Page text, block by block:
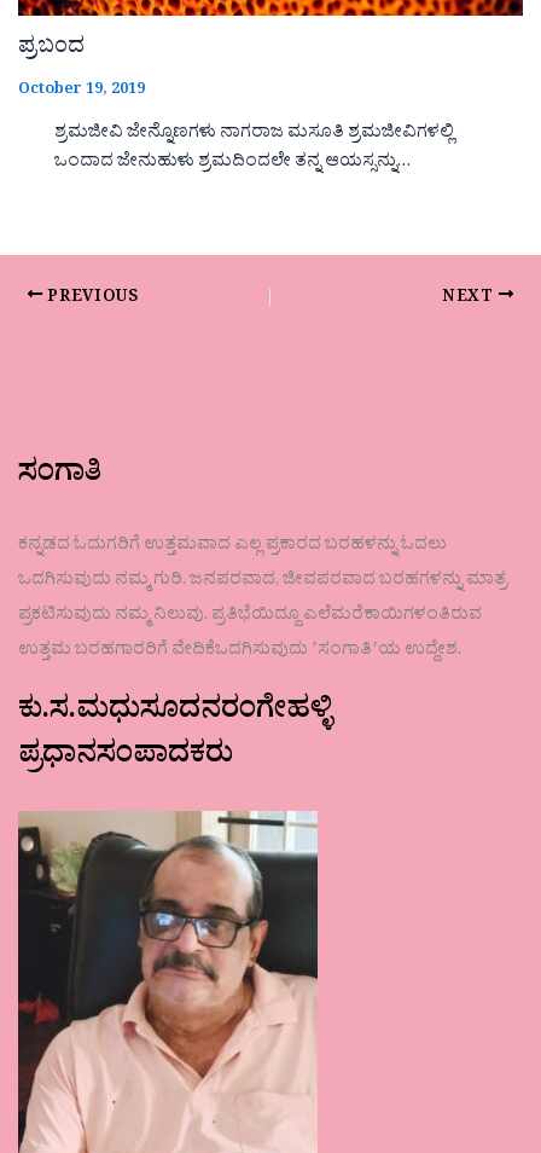
ಪ್ರಬಂದ
October 19, 2019
ಶ್ರಮಜೀವಿ ಜೇನ್ನೊಣಗಳು ನಾಗರಾಜ ಮಸೂತಿ ಶ್ರಮಜೀವಿಗಳಲ್ಲಿ
ಒಂದಾದ ಜೇನುಹುಳು ಶ್ರಮದಿಂದಲೇ ತನ್ನ ಆಯಸ್ಸನ್ನು…
PREVIOUS NEXT
ಸಂಗಾತಿ
ಕನ್ನಡದ ಓದುಗರಿಗೆ ಉತ್ತಮವಾದ ಎಲ್ಲ ಪ್ರಕಾರದ ಬರಹಳನ್ನು ಓದಲು
ಒದಗಿಸುವುದು ನಮ್ಮ ಗುರಿ. ಜನಪರವಾದ, ಜೀವಪರವಾದ ಬರಹಗಳನ್ನು ಮಾತ್ರ
ಪ್ರಕಟಿಸುವುದು ನಮ್ಮ ನಿಲುವು. ಪ್ರತಿಭೆಯಿದ್ದೂ ಎಲೆಮರೆಕಾಯಿಗಳಂತಿರುವ
ಉತ್ತಮ ಬರಹಗಾರರಿಗೆ ವೇದಿಕೆಒದಗಿಸುವುದು ʼಸಂಗಾತಿʼಯ ಉದ್ದೇಶ.
ಕು.ಸ.ಮಧುಸೂದನರಂಗೇಹಳ್ಳಿ
ಪ್ರಧಾನಸಂಪಾದಕರು